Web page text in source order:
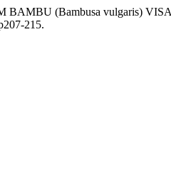
BAMBU (Bambusa vulgaris)
215.